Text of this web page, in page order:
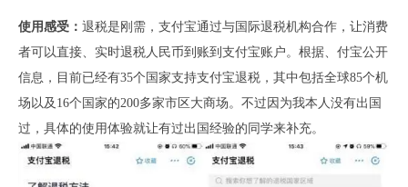
使用感受： 退税是刚需，支付宝通过与国际退税机构合作，让消费
者可以直接、实时退税人民币到账到支付宝账户。根据、付宝公开
信息，目前已经有35个国家支持支付宝退税，其中包括全球85个机
场以及16个国家的200多家市区大商场。不过因为我本人没有出国
过，具体的使用体验就让有过出国经验的同学来补充。